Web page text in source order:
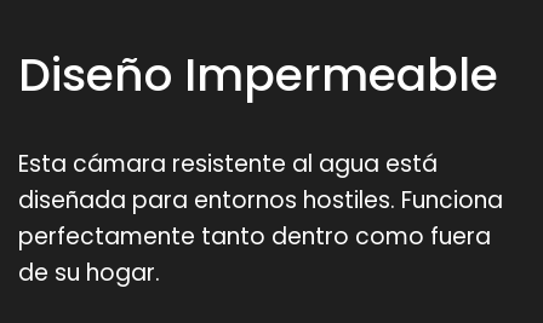
Diseño Impermeable
Esta cámara resistente al agua está
diseñada para entornos hostiles. Funciona
perfectamente tanto dentro como fuera
de su hogar.